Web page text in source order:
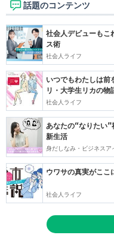
話題のコンテンツ
社会人デビューも
ス術
社会人ライフ
いつでもわたしは前
リ・大学生リカの物
社会人ライフ
あなたの“なりたい
新生活
身だしなみ・ビジネスア
ウワサの真実がこ
社会人ライフ